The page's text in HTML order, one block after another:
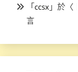
「ccsx 」於〈
言